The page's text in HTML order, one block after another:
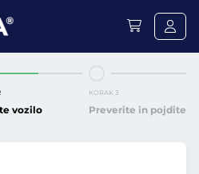
vozilo
KORAK 3
Preverite in pojdite